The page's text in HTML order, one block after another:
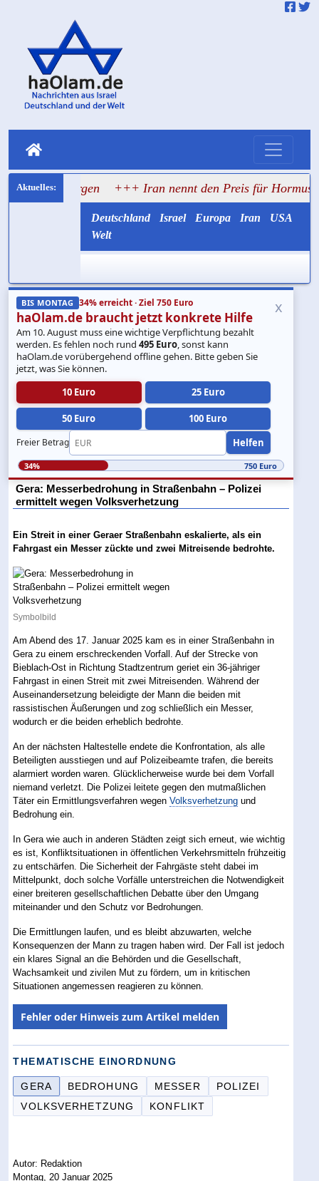
+++ Iran nennt den Preis für Hormus: Sechs
Deutschland Israel Europa Iran
USA
Welt
BIS MONTAG 34% erreicht · Ziel 750 Euro
haOlam.de braucht jetzt konkrete Hilfe
Am 10. August muss eine wichtige Verpflichtung bezahlt
werden. Es fehlen noch rund495 Euro, sonst kann
haOlam.de vorübergehend offline gehen. Bitte geben Sie
jetzt, was Sie können.
10 Euro
25 Euro
50 Euro 100 Euro
Freier Betrag Helfen
x
34% 750 Euro
Gera: Messerbedrohung in Straßenbahn – Polizei
ermittelt wegen Volksverhetzung
Ein Streit in einer Geraer Straßenbahn eskalierte, als ein
Fahrgast ein Messer zückte und zwei Mitreisende bedrohte.
Symbolbild
Am Abend des 17. Januar 2025 kam es in einer Straßenbahn in
Gera zu einem erschreckenden Vorfall. Auf der Strecke von
Bieblach-Ost in Richtung Stadtzentrum geriet ein 36-jähriger
Fahrgast in einen Streit mit zwei Mitreisenden. Während der
Auseinandersetzung beleidigte der Mann die beiden mit
rassistischen Äußerungen und zog schließlich ein Messer,
wodurch er die beiden erheblich bedrohte.
An der nächsten Haltestelle endete die Konfrontation, als alle
Beteiligten ausstiegen und auf Polizeibeamte trafen, die bereits
alarmiert worden waren. Glücklicherweise wurde bei dem Vorfall
niemand verletzt. Die Polizei leitete gegen den mutmaßlichen
Täter ein Ermittlungsverfahren wegenVolksverhetzung und
Bedrohung ein.
In Gera wie auch in anderen Städten zeigt sich erneut, wie wichtig
es ist, Konfliktsituationen in öffentlichen Verkehrsmitteln frühzeitig
zu entschärfen. Die Sicherheit der Fahrgäste steht dabei im
Mittelpunkt, doch solche Vorfälle unterstreichen die Notwendigkeit
einer breiteren gesellschaftlichen Debatte über den Umgang
miteinander und den Schutz vor Bedrohungen.
Die Ermittlungen laufen, und es bleibt abzuwarten, welche
Konsequenzen der Mann zu tragen haben wird. Der Fall ist jedoch
ein klares Signal an die Behörden und die Gesellschaft,
Wachsamkeit und zivilen Mut zu fördern, um in kritischen
Situationen angemessen reagieren zu können.
Fehler oder Hinweis zum Artikel melden
THEMATISCHE EINORDNUNG
GERA BEDROHUNG MESSER
POLIZEI
VOLKSVERHETZUNG
KONFLIKT
Autor: Redaktion
Montag, 20 Januar 2025